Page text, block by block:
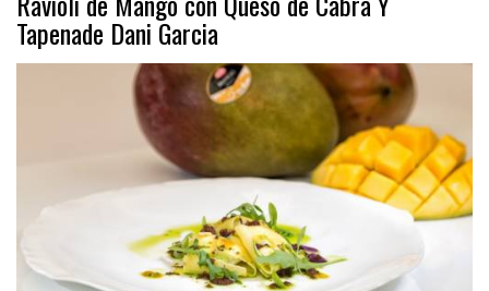
Tapenade Dani Garcia